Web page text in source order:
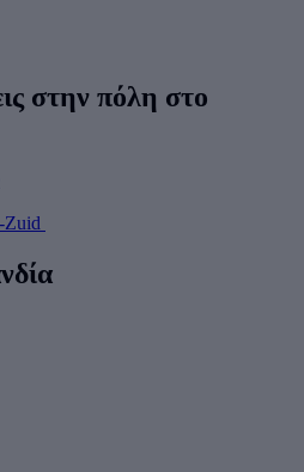
στην πόλη στο
Zuid